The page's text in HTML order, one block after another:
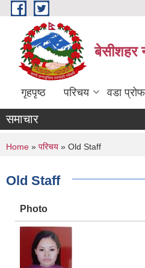
Skip to main content
बेसीशहर
गृहपृष्ठ परिचय वडा
समाचार
You are here
Home » परिचय » Old Staff
Old Staff
Photo